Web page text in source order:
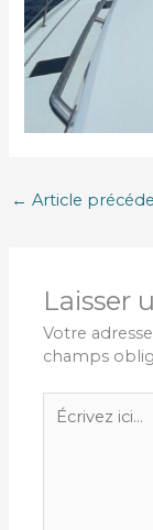
← Article
Laisser
Votre
champs
Écrivez
ici…